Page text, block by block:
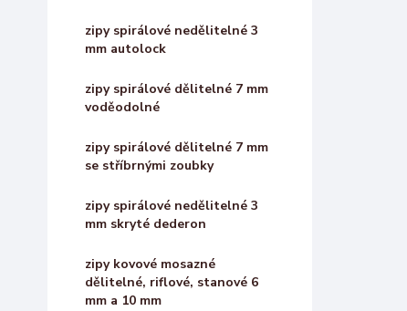
zipy spirálové nedělitelné 3
mm autolock
zipy spirálové dělitelné 7 mm
voděodolné
zipy spirálové dělitelné 7 mm
se stříbrnými zoubky
zipy spirálové nedělitelné 3
mm skryté dederon
zipy kovové mosazné
dělitelné, riflové, stanové 6
mm a 10 mm